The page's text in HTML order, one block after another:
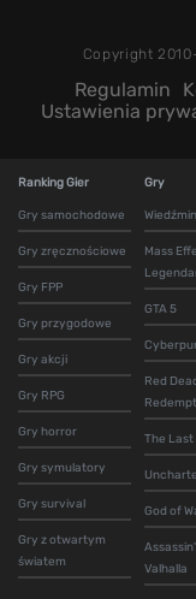
Copyright
Regulamin
Ustawienia
Ranking Gier
Gry samochodowe
Gry zręcznościowe
Gry FPP
Gry przygodowe
Gry akcji
Gry RPG
Gry horror
Gry symulatory
Gry survival
Gry z otwartym
światem
Gry
Mass
GTA 5
Red
The Last
God of
Valhalla